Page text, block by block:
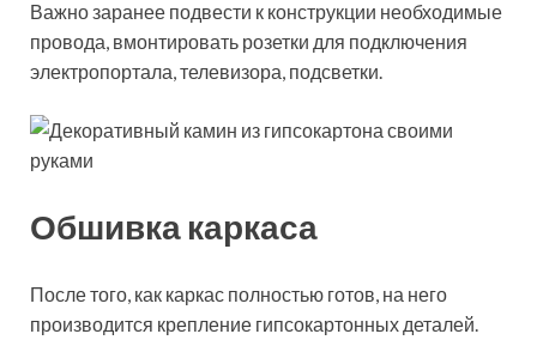
Важно заранее подвести к конструкции необходимые
провода, вмонтировать розетки для подключения
электропортала, телевизора, подсветки.
Обшивка каркаса
После того, как каркас полностью готов, на него
производится крепление гипсокартонных деталей.